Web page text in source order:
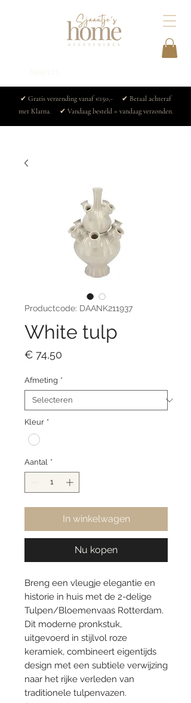
✔ Gratis verzending vanaf €150,- ✔ Betaal achteraf
met Klarna. ✔ Vandaag besteld = vandaag verzonden.
Productcode: DAANK211937
White tulp
€ 74,50
Afmeting *
Kleur *
Aantal *
In winkelwagen
Nu kopen
Breng een vleugje elegantie en
historie in huis met de 2-delige
Tulpen/Bloemenvaas Rotterdam.
Dit moderne pronkstuk,
uitgevoerd in stijlvol roze
keramiek, combineert eigentijds
design met een subtiele verwijzing
naar het rijke verleden van
traditionele tulpenvazen.